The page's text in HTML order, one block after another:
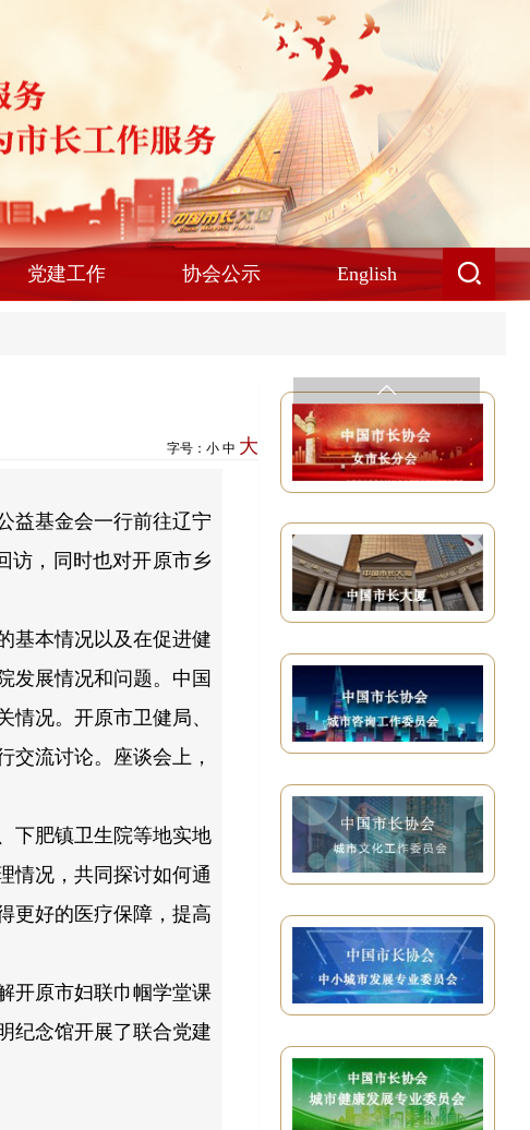
党建工作 协会公示 English
字号：小 中 大
益基金会一行前往辽宁
访，同时也对开原市乡
基本情况以及在促进健
发展情况和问题。中国
况。开原市卫健局、
交流讨论。座谈会上，
下肥镇卫生院等地实地
情况，共同探讨如何通
更好的医疗保障，提高
开原市妇联巾帼学堂课
纪念馆开展了联合党建